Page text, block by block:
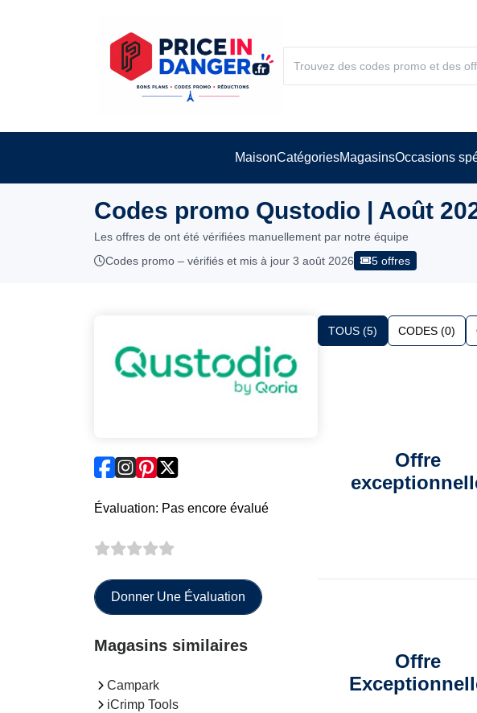
MaisonCatégoriesMagasinsOccasions
Codes promo Qustodio | Août
Les offres de ont été vérifiées manuellement par notre équipe
Codes promo – vérifiés et mis à jour 3 août 2026
5 offres
Évaluation: Pas encore évalué
Donner Une Évaluation
Magasins similaires
Campark
iCrimp Tools
TOUS (5) CODES (0)
Offre
Offre